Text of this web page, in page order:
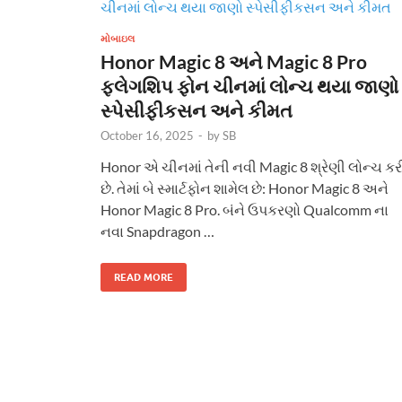
મોબાઇલ
Honor Magic 8 અને Magic 8 Pro
ફ્લેગશિપ ફોન ચીનમાં લોન્ચ થયા જાણો
સ્પેસીફીકસન અને કીમત
October 16, 2025 - bySB
Honor એ ચીનમાં તેની નવી Magic 8 શ્રેણી લોન્ચ
છે. તેમાં બે સ્માર્ટફોન શામેલ છે: Honor Magic 8 અને
Honor Magic 8 Pro. બંને ઉપકરણો Qualcomm ના
નવા Snapdragon …
READ MORE